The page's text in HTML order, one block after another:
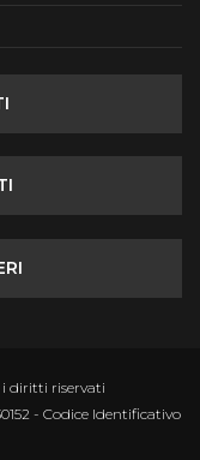
diritti riservati
- Codice Identificativo